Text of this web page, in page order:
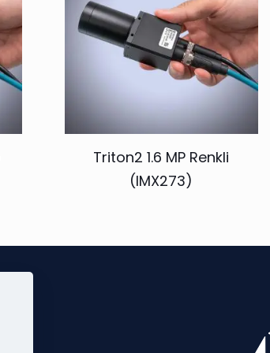
Triton2 1.6 MP Renkli
(IMX273)